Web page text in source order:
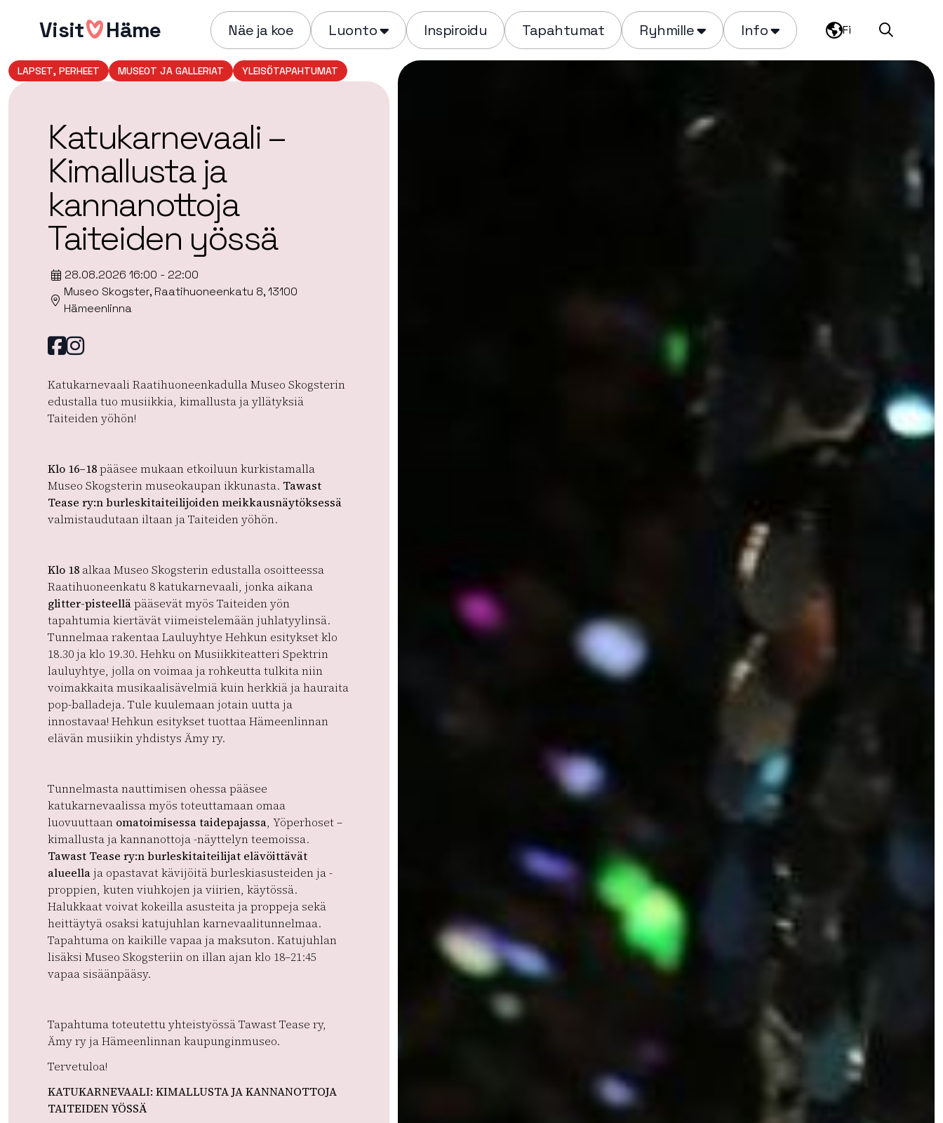
sisältöönVisit Häme Näe ja koe Luonto Inspiroidu Tapahtumat Ryhmille Info Fi Haku
LAPSET, PERHEET MUSEOT JA GALLERIAT YLEISÖTAPAHTUMAT
Katukarnevaali –
Kimallusta ja
kannanottoja
Taiteiden yössä
28.08.2026 16:00 - 22:00
Museo Skogster, Raatihuoneenkatu 8, 13100
Hämeenlinna
Facebook
instagram
Katukarnevaali Raatihuoneenkadulla Museo Skogsterin
edustalla tuo musiikkia, kimallusta ja yllätyksiä
Taiteiden yöhön!
Klo 16–18pääsee mukaan etkoiluun kurkistamalla
Museo Skogsterin museokaupan ikkunasta. Tawast
Tease ry:n burleskitaiteilijoiden meikkausnäytöksessä
valmistaudutaan iltaan ja Taiteiden yöhön.
Klo 18 alkaa Museo Skogsterin edustalla osoitteessa
Raatihuoneenkatu 8 katukarnevaali, jonka aikana
glitter-pisteelläpääsevät myös Taiteiden yön
tapahtumia kiertävät viimeistelemään juhlatyylinsä.
Tunnelmaa rakentaa Lauluyhtye Hehkun esitykset klo
18.30 ja klo 19.30. Hehku on Musiikkiteatteri Spektrin
lauluyhtye, jolla on voimaa ja rohkeutta tulkita niin
voimakkaita musikaalisävelmiä kuin herkkiä ja hauraita
pop-balladeja. Tule kuulemaan jotain uutta ja
innostavaa! Hehkun esitykset tuottaa Hämeenlinnan
elävän musiikin yhdistys Ämy ry.
Tunnelmasta nauttimisen ohessa pääsee
katukarnevaalissa myös toteuttamaan omaa
luovuuttaan omatoimisessa taidepajassa, Yöperhoset –
kimallusta ja kannanottoja -näyttelyn teemoissa.
Tawast Tease ry:n burleskitaiteilijat elävöittävät
alueella ja opastavat kävijöitä burleskiasusteiden ja -
proppien, kuten viuhkojen ja viirien, käytössä.
Halukkaat voivat kokeilla asusteita ja proppeja sekä
heittäytyä osaksi katujuhlan karnevaalitunnelmaa.
Tapahtuma on kaikille vapaa ja maksuton. Katujuhlan
lisäksi Museo Skogsteriin on illan ajan klo 18–21:45
vapaa sisäänpääsy.
Tapahtuma toteutettu yhteistyössä Tawast Tease ry,
Ämy ry ja Hämeenlinnan kaupunginmuseo.
Tervetuloa!
KATUKARNEVAALI: KIMALLUSTA JA KANNANOTTOJA
TAITEIDEN YÖSSÄ